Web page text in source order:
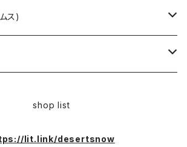
ル)
ンジャケット)
)
レーダビッドソン)
ス)
ハート、ディッキーズ)
shop list
lit.link/desertsnow